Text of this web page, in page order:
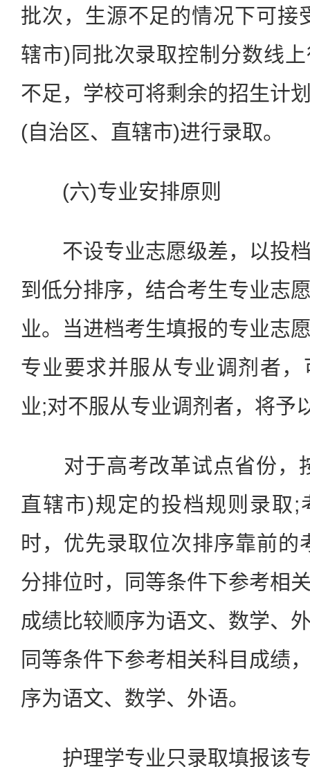
批次，生源不足的情况下可接
辖市)同批次录取控制分数线
不足，学校可将剩余的招生计
(自治区、直辖市)进行录取。
(六)专业安排原则
不设专业志愿级差，以投档
到低分排序，结合考生专业志
业。当进档考生填报的专业志
专业要求并服从专业调剂者
业;对不服从专业调剂者，将予
对于高考改革试点省份，
直辖市)规定的投档规则录取;
时，优先录取位次排序靠前的
分排位时，同等条件下参考相
成绩比较顺序为语文、数学、
同等条件下参考相关科目成绩
序为语文、数学、外语。
护理学专业只录取填报该专